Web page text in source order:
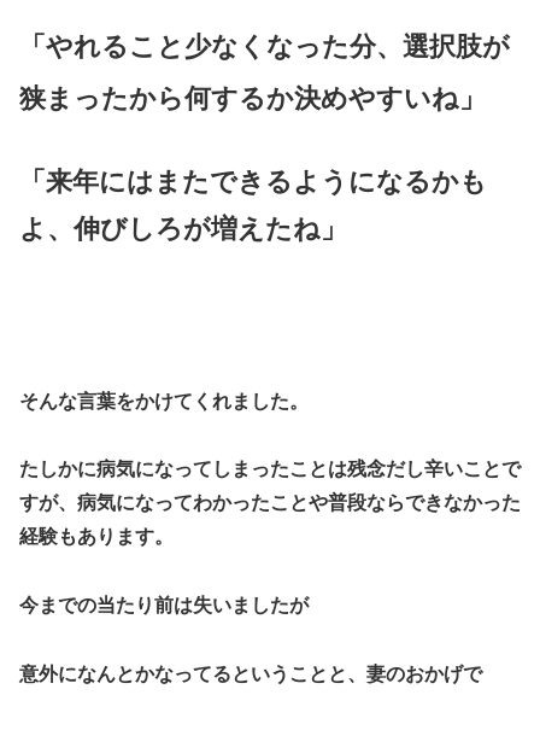
「やれること少なくなった分、選択肢が
狭まったから何するか決めやすいね」
「来年にはまたできるようになるかも
よ、伸びしろが増えたね」
そんな言葉をかけてくれました。
たしかに病気になってしまったことは残念だし辛いことで
すが、病気になってわかったことや普段ならできなかった
経験もあります。
今までの当たり前は失いましたが
意外になんとかなってるということと、妻のおかげで